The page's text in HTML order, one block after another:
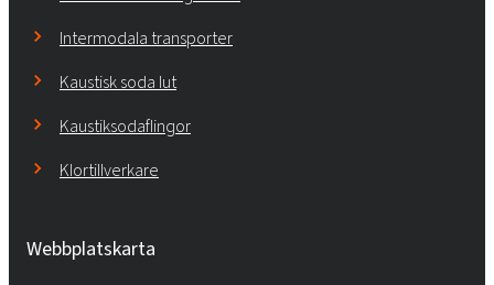
Intermodala transporter
Kaustisk soda lut
Kaustiksodaflingor
Klortillverkare
Webbplatskarta